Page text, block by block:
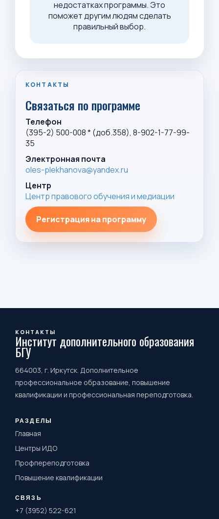
недостатках программы. Это
поможет другим людям сделать
правильный выбор.
КОНТАКТЫ
Связаться по программе
Телефон
(395-2) 500-008 * (доб.358), 8-902-1-77-99-
35
Электронная почта
oles-plekhanova@yandex.ru
Центр
Центр правового обучения и медиации
Регистрация на программу
КОНТАКТЫ
Институт дополнительного образования
БГУ
664003, г. Иркутск. Дополнительное
профессиональное образование, повышение
квалификации и профессиональная переподготовка.
РАЗДЕЛЫ
Главная
Центры ИДО
Профпереподготовка
Повышение квалификации
СВЯЗЬ
+7 (3952) 522-621